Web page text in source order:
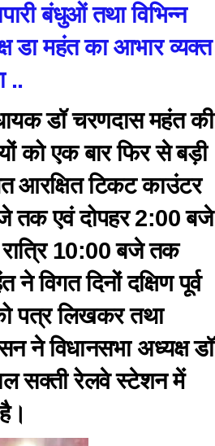
बंधुओं तथा विभिन्न
डा महंत का आभार व्यक्त
..
डॉ चरणदास महंत की
को एक बार फिर से बड़ी
आरक्षित टिकट काउंटर
तक एवं दोपहर 2:00 बजे
10:00 बजे तक
विगत दिनों दक्षिण पूर्व
पत्र लिखकर तथा
ने विधानसभा अध्यक्ष डॉ
सक्ती रेलवे स्टेशन में